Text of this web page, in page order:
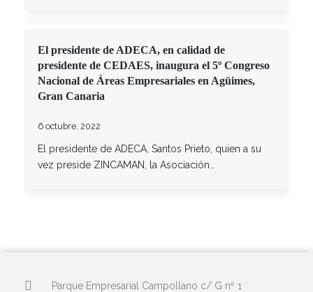
El presidente de ADECA, en calidad de
presidente de CEDAES, inaugura el 5º Congreso
Nacional de Áreas Empresariales en Agüimes,
Gran Canaria
6 octubre, 2022
El presidente de ADECA, Santos Prieto, quien a su
vez preside ZINCAMAN, la Asociación…
Parque Empresarial Campollano c/ G nº 1